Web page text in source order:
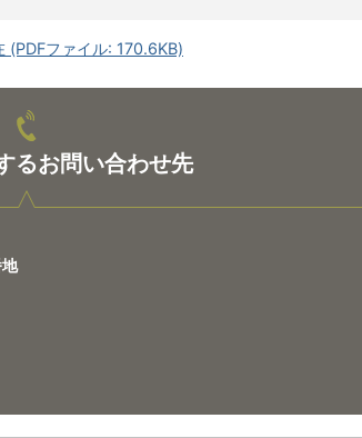
(PDFファイル: 170.6KB)
るお問い合わせ先